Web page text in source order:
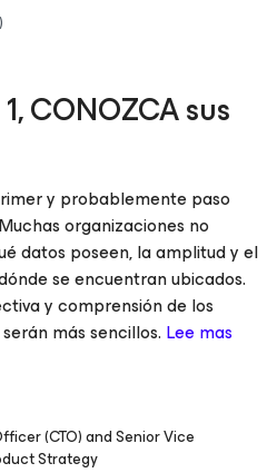
CONOZCA sus
y probablemente paso
organizaciones no
datos poseen, la amplitud y el
se encuentran ubicados.
y comprensión de los
más sencillos. Lee mas
(CTO) and Senior Vice
Strategy